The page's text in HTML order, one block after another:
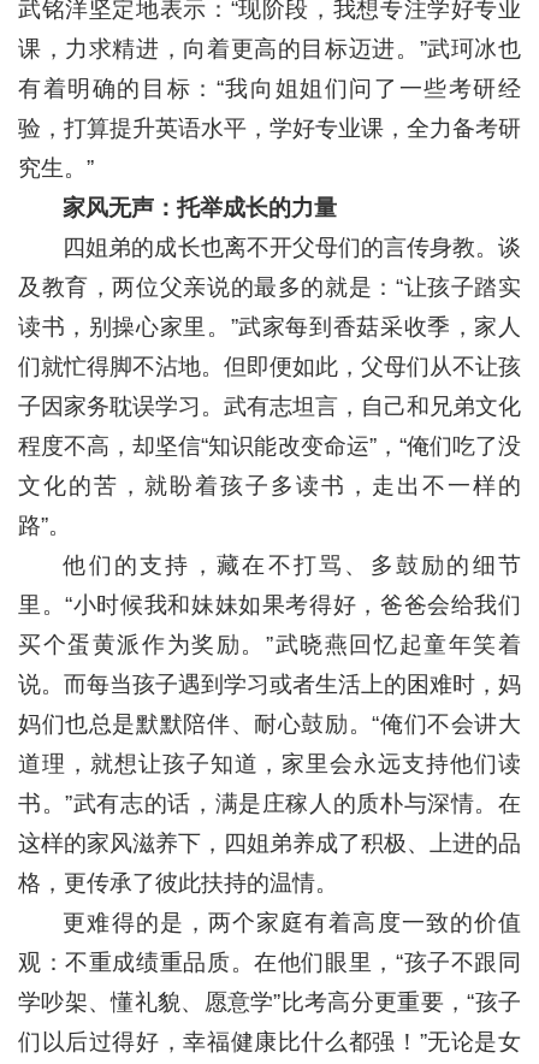
武铭洋坚定地表示：“现阶段，我想专注学好专业
课，力求精进，向着更高的目标迈进。”武珂冰也
有着明确的目标：“我向姐姐们问了一些考研经
验，打算提升英语水平，学好专业课，全力备考研
究生。”
家风无声：托举成长的力量
四姐弟的成长也离不开父母们的言传身教。谈
及教育，两位父亲说的最多的就是：“让孩子踏实
读书，别操心家里。”武家每到香菇采收季，家人
们就忙得脚不沾地。但即便如此，父母们从不让孩
子因家务耽误学习。武有志坦言，自己和兄弟文化
程度不高，却坚信“知识能改变命运”，“俺们吃了没
文化的苦，就盼着孩子多读书，走出不一样的
路”。
他们的支持，藏在不打骂、多鼓励的细节
里。“小时候我和妹妹如果考得好，爸爸会给我们
买个蛋黄派作为奖励。”武晓燕回忆起童年笑着
说。而每当孩子遇到学习或者生活上的困难时，妈
妈们也总是默默陪伴、耐心鼓励。“俺们不会讲大
道理，就想让孩子知道，家里会永远支持他们读
书。”武有志的话，满是庄稼人的质朴与深情。在
这样的家风滋养下，四姐弟养成了积极、上进的品
格，更传承了彼此扶持的温情。
更难得的是，两个家庭有着高度一致的价值
观：不重成绩重品质。在他们眼里，“孩子不跟同
学吵架、懂礼貌、愿意学”比考高分更重要，“孩子
们以后过得好，幸福健康比什么都强！”无论是女